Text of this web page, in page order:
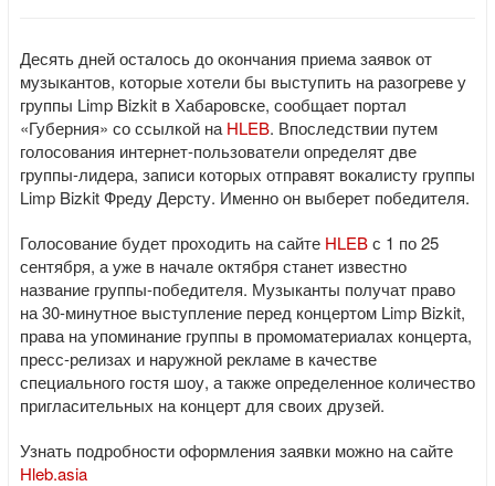
Десять дней осталось до окончания приема заявок от
музыкантов, которые хотели бы выступить на разогреве у
группы Limp Bizkit в Хабаровске, сообщает портал
«Губерния» со ссылкой на HLEB. Впоследствии путем
голосования интернет-пользователи определят две
группы-лидера, записи которых отправят вокалисту группы
Limp Bizkit Фреду Дерсту. Именно он выберет победителя.
Голосование будет проходить на сайте HLEBс 1 по 25
сентября, а уже в начале октября станет известно
название группы-победителя. Музыканты получат право
на 30-минутное выступление перед концертом Limp Bizkit,
права на упоминание группы в промоматериалах концерта,
пресс-релизах и наружной рекламе в качестве
специального гостя шоу, а также определенное количество
пригласительных на концерт для своих друзей.
Узнать подробности оформления заявки можно на сайте
Hleb.asia